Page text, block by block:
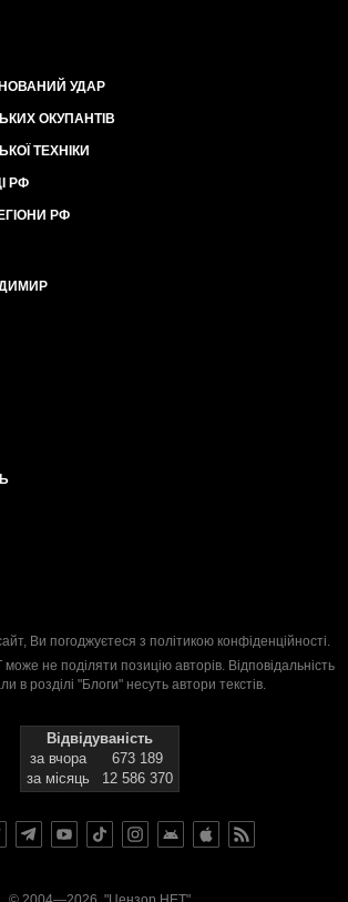
УДАР
ОКУПАНТІВ
ТЕХНІКИ
РФ
РФ
Ви погоджуєтеся з політикою конфіденційності.
не поділяти позицію авторів. Відповідальність
в розділі "Блоги" несуть автори текстів.
Відвідуваність
за вчора
673 189
за місяць
12 586 370